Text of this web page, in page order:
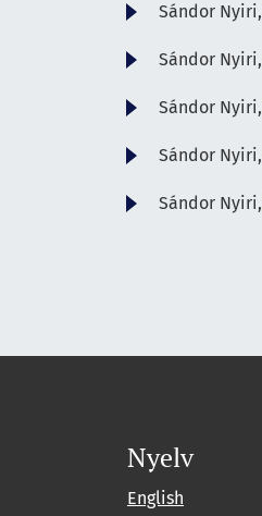
Sándor Nyiri,
Sándor Nyiri,
Sándor Nyiri,
Sándor Nyiri,
Sándor Nyiri,
Nyelv
English